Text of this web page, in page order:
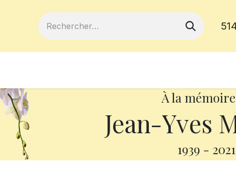
À la
Jean-Yves
1939 - 2021